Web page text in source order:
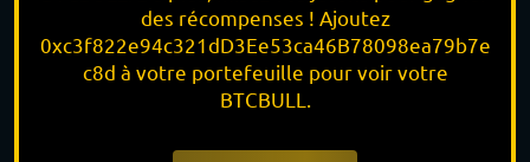
des récompenses ! Ajoutez
0xc3f822e94c321dD3Ee53ca46B78098ea79b7e
c8d à votre portefeuille pour voir votre
BTCBULL.